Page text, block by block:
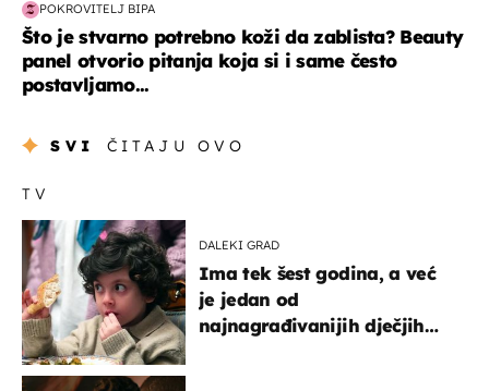
POKROVITELJ BIPA
Što je stvarno potrebno koži da zablista? Beauty
panel otvorio pitanja koja si i same često
postavljamo...
SVI ČITAJU OVO
TV
DALEKI GRAD
Ima tek šest godina, a već
je jedan od
najnagrađivanijih dječjih